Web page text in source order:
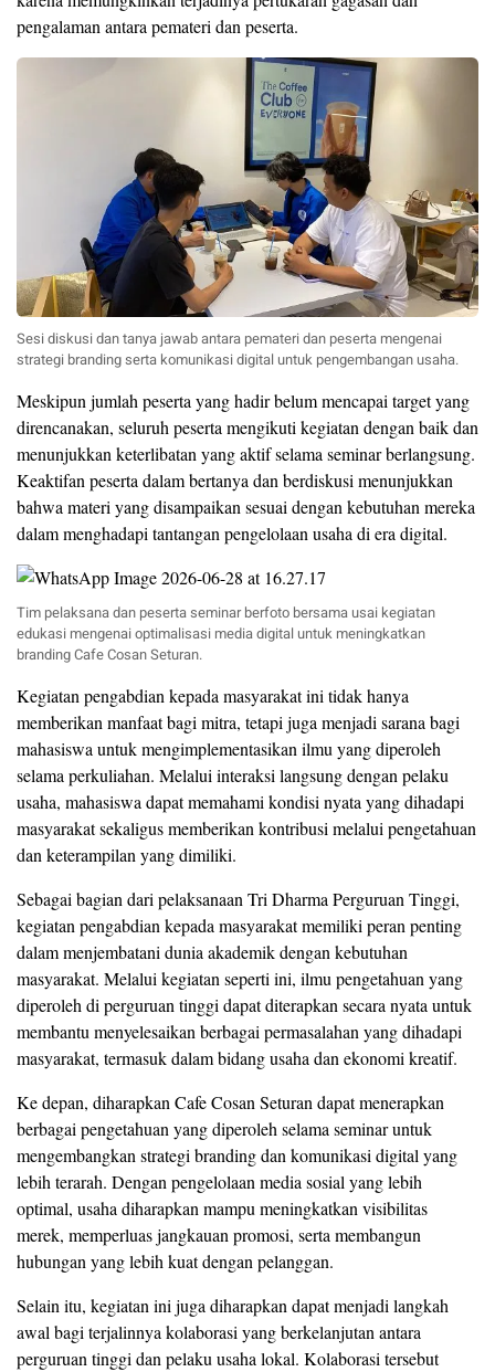
pengalaman antara pemateri dan peserta.
Sesi diskusi dan tanya jawab antara pemateri dan peserta mengenai
strategi branding serta komunikasi digital untuk pengembangan usaha.
Meskipun jumlah peserta yang hadir belum mencapai target yang
direncanakan, seluruh peserta mengikuti kegiatan dengan baik dan
menunjukkan keterlibatan yang aktif selama seminar berlangsung.
Keaktifan peserta dalam bertanya dan berdiskusi menunjukkan
bahwa materi yang disampaikan sesuai dengan kebutuhan mereka
dalam menghadapi tantangan pengelolaan usaha di era digital.
Tim pelaksana dan peserta seminar berfoto bersama usai kegiatan
edukasi mengenai optimalisasi media digital untuk meningkatkan
branding Cafe Cosan Seturan.
Kegiatan pengabdian kepada masyarakat ini tidak hanya
memberikan manfaat bagi mitra, tetapi juga menjadi sarana bagi
mahasiswa untuk mengimplementasikan ilmu yang diperoleh
selama perkuliahan. Melalui interaksi langsung dengan pelaku
usaha, mahasiswa dapat memahami kondisi nyata yang dihadapi
masyarakat sekaligus memberikan kontribusi melalui pengetahuan
dan keterampilan yang dimiliki.
Sebagai bagian dari pelaksanaan Tri Dharma Perguruan Tinggi,
kegiatan pengabdian kepada masyarakat memiliki peran penting
dalam menjembatani dunia akademik dengan kebutuhan
masyarakat. Melalui kegiatan seperti ini, ilmu pengetahuan yang
diperoleh di perguruan tinggi dapat diterapkan secara nyata untuk
membantu menyelesaikan berbagai permasalahan yang dihadapi
masyarakat, termasuk dalam bidang usaha dan ekonomi kreatif.
Ke depan, diharapkan Cafe Cosan Seturan dapat menerapkan
berbagai pengetahuan yang diperoleh selama seminar untuk
mengembangkan strategi branding dan komunikasi digital yang
lebih terarah. Dengan pengelolaan media sosial yang lebih
optimal, usaha diharapkan mampu meningkatkan visibilitas
merek, memperluas jangkauan promosi, serta membangun
hubungan yang lebih kuat dengan pelanggan.
Selain itu, kegiatan ini juga diharapkan dapat menjadi langkah
awal bagi terjalinnya kolaborasi yang berkelanjutan antara
perguruan tinggi dan pelaku usaha lokal. Kolaborasi tersebut